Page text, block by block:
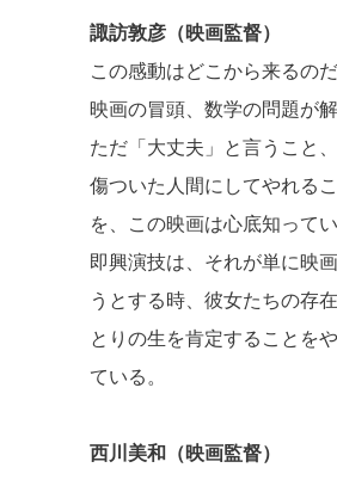
諏訪敦彦（映画監督）
この感動はどこから来るの
映画の冒頭、数学の問題が
ただ「大丈夫」と言うこと
傷ついた人間にしてやれる
を、この映画は心底知ってい
即興演技は、それが単に映
うとする時、彼女たちの存
とりの生を肯定することを
ている。
西川美和（映画監督）